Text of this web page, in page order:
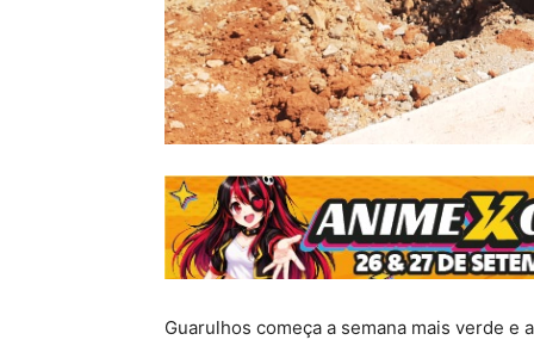
Guarulhos começa a semana mais verde e